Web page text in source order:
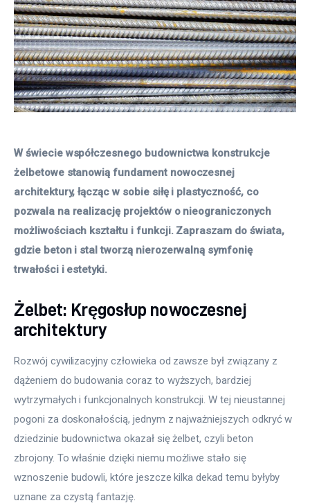
Zdrowie
W świecie współczesnego budownictwa konstrukcje
żelbetowe stanowią fundament nowoczesnej
architektury, łącząc w sobie siłę i plastyczność, co
pozwala na realizację projektów o nieograniczonych
możliwościach kształtu i funkcji. Zapraszam do świata,
gdzie beton i stal tworzą nierozerwalną symfonię
trwałości i estetyki.
Żelbet: Kręgosłup nowoczesnej
architektury
Rozwój cywilizacyjny człowieka od zawsze był związany z
dążeniem do budowania coraz to wyższych, bardziej
wytrzymałych i funkcjonalnych konstrukcji. W tej nieustannej
pogoni za doskonałością, jednym z najważniejszych odkryć w
dziedzinie budownictwa okazał się żelbet, czyli beton
zbrojony. To właśnie dzięki niemu możliwe stało się
wznoszenie budowli, które jeszcze kilka dekad temu byłyby
uznane za czystą fantazję.